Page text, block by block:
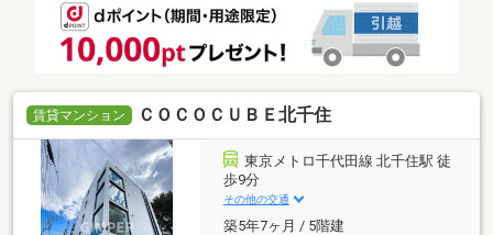
賃貸マンション ＣＯＣＯＣＵＢＥ北千住
東京メトロ千代田線 北千住駅 徒
歩9分
その他の交通
築5年7ヶ月 / 5階建